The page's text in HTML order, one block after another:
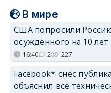
В мире
США попросили
осуждённого на 10
16:40 2 227
Facebook* снёс
объяснил всё